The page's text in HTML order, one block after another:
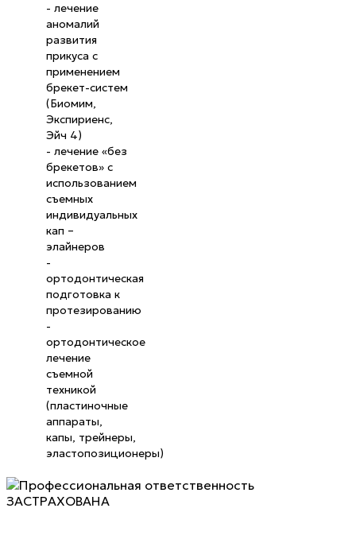
- лечение
аномалий
развития
прикуса с
применением
брекет-систем
(Биомим,
Экспириенс,
Эйч 4)
- лечение «без
брекетов» с
использованием
съемных
индивидуальных
кап –
элайнеров
-
ортодонтическая
подготовка к
протезированию
-
ортодонтическое
лечение
съемной
техникой
(пластиночные
аппараты,
капы, трейнеры,
эластопозиционеры)